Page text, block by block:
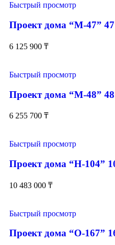
Быстрый просмотр
Проект дома “М-47”
6 125 900 ₸
Быстрый просмотр
Проект дома “М-48”
6 255 700 ₸
Быстрый просмотр
Проект дома “Н-104”
10 483 000 ₸
Быстрый просмотр
Проект дома “О-167”